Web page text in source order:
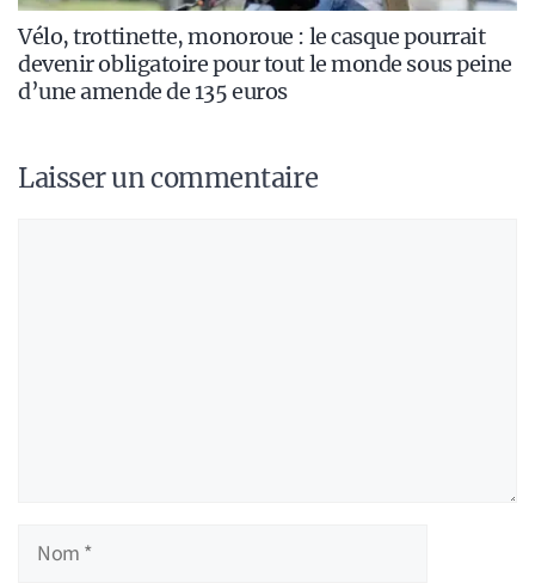
Vélo, trottinette, monoroue : le casque pourrait
devenir obligatoire pour tout le monde sous peine
d’une amende de 135 euros
Laisser un commentaire
Nom